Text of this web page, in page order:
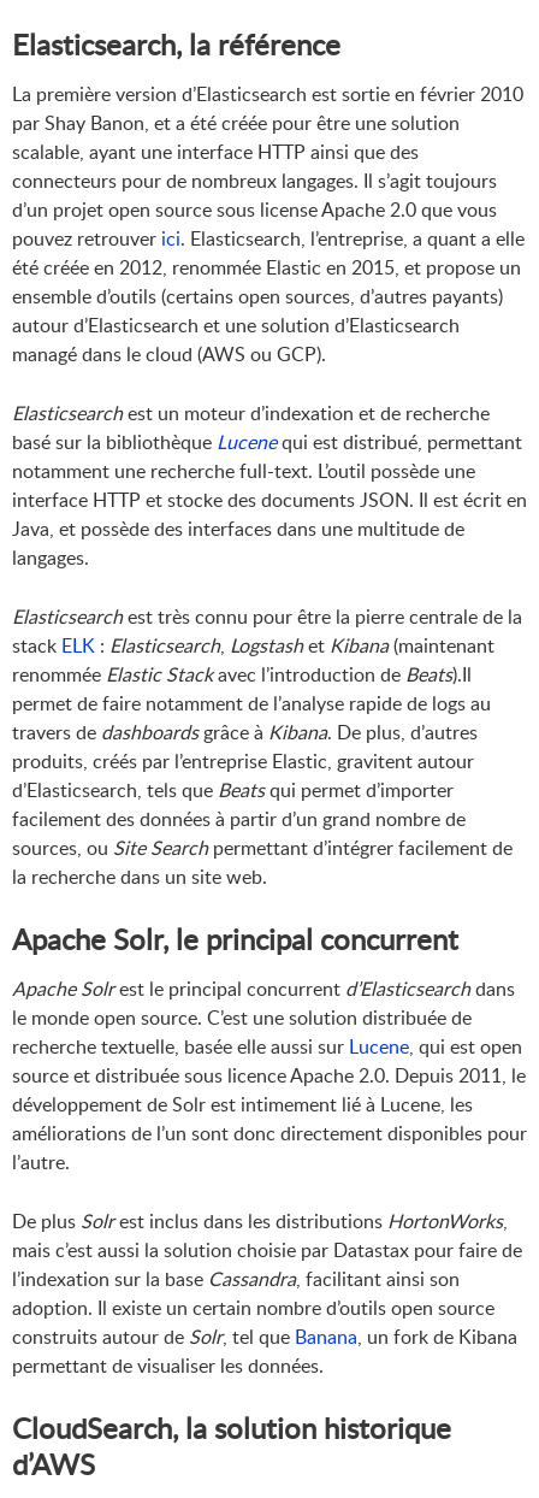
Elasticsearch, la référence
La première version d’Elasticsearch est sortie en février 2010
par Shay Banon, et a été créée pour être une solution
scalable, ayant une interface HTTP ainsi que des
connecteurs pour de nombreux langages. Il s’agit toujours
d’un projet open source sous license Apache 2.0 que vous
pouvez retrouver ici. Elasticsearch, l’entreprise, a quant a elle
été créée en 2012, renommée Elastic en 2015, et propose un
ensemble d’outils (certains open sources, d’autres payants)
autour d’Elasticsearch et une solution d’Elasticsearch
managé dans le cloud (AWS ou GCP).
Elasticsearchest un moteur d’indexation et de recherche
basé sur la bibliothèque Lucenequi est distribué, permettant
notamment une recherche full-text. L’outil possède une
interface HTTP et stocke des documents JSON. Il est écrit en
Java, et possède des interfaces dans une multitude de
langages.
Elasticsearchest très connu pour être la pierre centrale de la
stack ELK : Elasticsearch, Logstashet Kibana(maintenant
renommée Elastic Stackavec l’introduction de Beats).Il
permet de faire notamment de l’analyse rapide de logs au
travers de dashboardsgrâce à Kibana. De plus, d’autres
produits, créés par l’entreprise Elastic, gravitent autour
d’Elasticsearch, tels que Beatsqui permet d’importer
facilement des données à partir d’un grand nombre de
sources, ou Site Searchpermettant d’intégrer facilement de
la recherche dans un site web.
Apache Solr, le principal concurrent
Apache Solrest le principal concurrent d’Elasticsearchdans
le monde open source. C’est une solution distribuée de
recherche textuelle, basée elle aussi sur Lucene, qui est open
source et distribuée sous licence Apache 2.0. Depuis 2011, le
développement de Solr est intimement lié à Lucene, les
améliorations de l’un sont donc directement disponibles pour
l’autre.
De plus Solrest inclus dans les distributions HortonWorks,
mais c’est aussi la solution choisie par Datastax pour faire de
l’indexation sur la base Cassandra, facilitant ainsi son
adoption. Il existe un certain nombre d’outils open source
construits autour de Solr, tel que Banana, un fork de Kibana
permettant de visualiser les données.
CloudSearch, la solution historique
d’AWS